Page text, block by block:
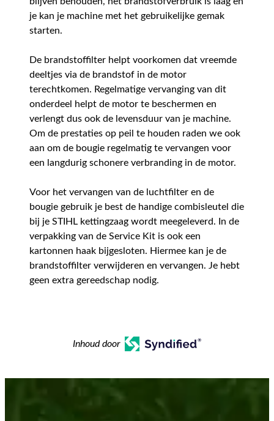
je kan je machine met het gebruikelijke gemak
starten.
De brandstoffilter helpt voorkomen dat vreemde
deeltjes via de brandstof in de motor
terechtkomen. Regelmatige vervanging van dit
onderdeel helpt de motor te beschermen en
verlengt dus ook de levensduur van je machine.
Om de prestaties op peil te houden raden we ook
aan om de bougie regelmatig te vervangen voor
een langdurig schonere verbranding in de motor.
Voor het vervangen van de luchtfilter en de
bougie gebruik je best de handige combisleutel die
bij je STIHL kettingzaag wordt meegeleverd. In de
verpakking van de Service Kit is ook een
kartonnen haak bijgesloten. Hiermee kan je de
brandstoffilter verwijderen en vervangen. Je hebt
geen extra gereedschap nodig.
Inhoud door